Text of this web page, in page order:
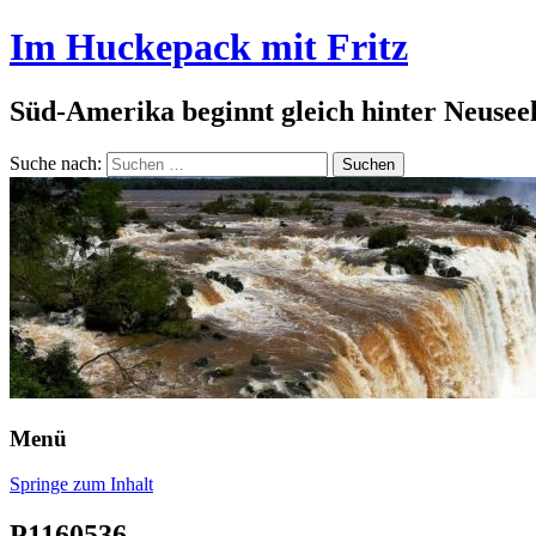
Im Huckepack mit Fritz
Süd-Amerika beginnt gleich hinter
Suche nach:
Menü
Springe zum Inhalt